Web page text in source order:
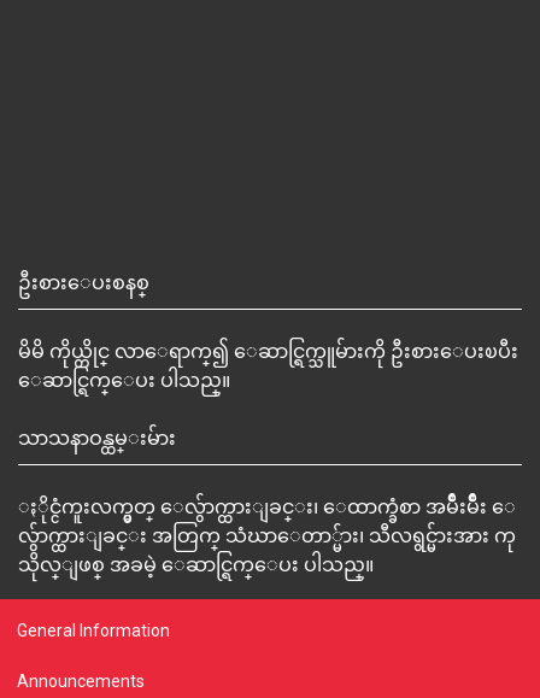
ဦးစားေပးစနစ္
မိမိ ကိုယ္တိုင္ လာေရာက္၍ ေဆာင္ရြက္သူမ်ားကို ဦးစားေပးၿပီး
ေဆာင္ရြက္ေပး ပါသည္။
သာသနာဝန္ထမ္းမ်ား
ႏိုင္ငံကူးလက္မွတ္ ေလွ်ာက္ထားျခင္း၊ ေထာက္ခံစာ အမ်ိဳးမ်ိဳး ေ
လွ်ာက္ထားျခင္း အတြက္ သံဃာေတာ္မ်ား၊ သီလရွင္မ်ားအား ကု
သိုလ္ျဖစ္ အခမဲ့ ေဆာင္ရြက္ေပး ပါသည္။
General Information
Announcements